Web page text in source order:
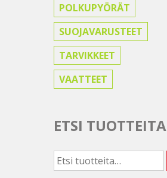
POLKUPYÖRÄT
SUOJAVARUSTEET
TARVIKKEET
VAATTEET
ETSI TUOTTEITA
Etsi: